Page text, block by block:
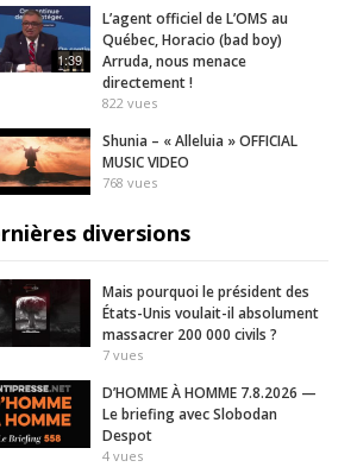
des
: La HAS
à l’attaque !
Le témoignage
bouleversant de
quand la santé
1:39
L’agent officiel de L’OMS au
Québec, Horacio (bad boy)
Arruda, nous menace
directement !
822 vues
Shunia – « Alleluia » OFFICIAL
MUSIC VIDEO
768 vues
diversions
Mais pourquoi le président des
États-Unis voulait-il absolument
massacrer 200 000 civils ?
7 vues
D’HOMME À HOMME 7.8.2026 —
Le briefing avec Slobodan
Despot
4 vues